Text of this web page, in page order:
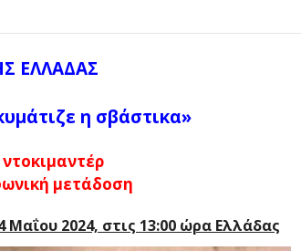
ΕΛΛΑΔΑΣ
η σβάστικα»
μετάδοση
2024, στις 13:00 ώρα Ελλάδας